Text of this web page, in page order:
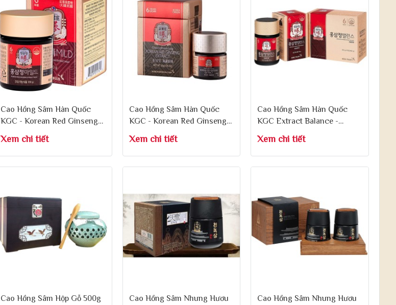
Cao Hồng Sâm Hàn Quốc
KGC - Korean Red Ginseng
Extract 100g
Xem chi tiết
Cao Hồng Sâm Hàn Quốc
KGC - Korean Red Ginseng
Xem chi tiết
Cao Hồng Sâm Hàn Quốc
KGC Extract Balance -
Korean Red Ginseng Extract
Balance 200g
Xem chi tiết
Cao Hồng Sâm Hộp Gỗ 500g
Cao Hồng Sâm Nhung Hươu
Cao Hồng Sâm Nhung Hươu